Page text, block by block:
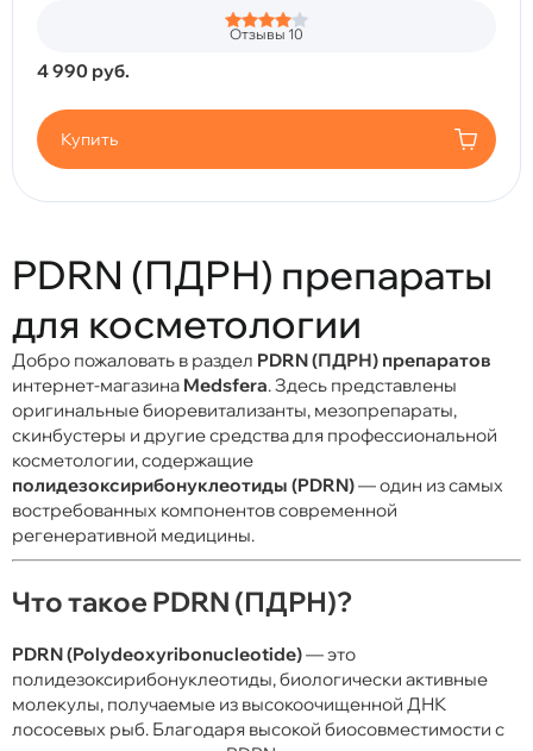
Отзывы 10
4 990 руб.
Купить
PDRN (ПДРН) препараты
для косметологии
Добро пожаловать в раздел PDRN (ПДРН) препаратов
интернет-магазина Medsfera. Здесь представлены
оригинальные биоревитализанты, мезопрепараты,
скинбустеры и другие средства для профессиональной
косметологии, содержащие
полидезоксирибонуклеотиды (PDRN)— один из самых
востребованных компонентов современной
регенеративной медицины.
Что такое PDRN (ПДРН)?
PDRN (Polydeoxyribonucleotide)— это
полидезоксирибонуклеотиды, биологически активные
молекулы, получаемые из высокоочищенной ДНК
лососевых рыб. Благодаря высокой биосовместимости с